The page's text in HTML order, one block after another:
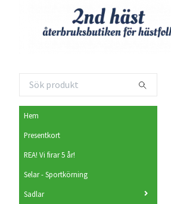
Hem
Presentkort
REA! Vi firar 5 år!
Selar - Sportkörning
Sadlar